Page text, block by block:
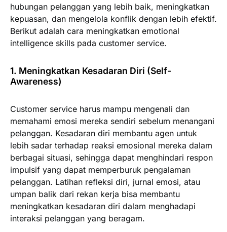
hubungan pelanggan yang lebih baik, meningkatkan
kepuasan, dan mengelola konflik dengan lebih efektif.
Berikut adalah cara meningkatkan emotional
intelligence skills pada customer service.
1. Meningkatkan Kesadaran Diri (Self-
Awareness)
Customer service harus mampu mengenali dan
memahami emosi mereka sendiri sebelum menangani
pelanggan. Kesadaran diri membantu agen untuk
lebih sadar terhadap reaksi emosional mereka dalam
berbagai situasi, sehingga dapat menghindari respon
impulsif yang dapat memperburuk pengalaman
pelanggan. Latihan refleksi diri, jurnal emosi, atau
umpan balik dari rekan kerja bisa membantu
meningkatkan kesadaran diri dalam menghadapi
interaksi pelanggan yang beragam.